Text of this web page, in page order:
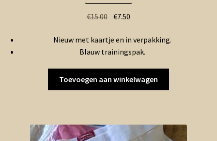
€15.00 Oorspronkelijke
was:
€15.00.
€7.50
is:
€7.50.
Nieuw met kaartje en in verpakking.
Blauw trainingspak.
Toevoegen aan winkelwagen